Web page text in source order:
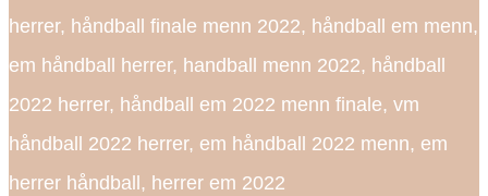
herrer, håndball finale menn 2022, håndball em menn,
em håndball herrer, handball menn 2022, håndball
2022 herrer, håndball em 2022 menn finale, vm
håndball 2022 herrer, em håndball 2022 menn, em
herrer håndball, herrer em 2022